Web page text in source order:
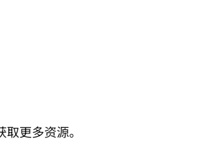
更多资源。